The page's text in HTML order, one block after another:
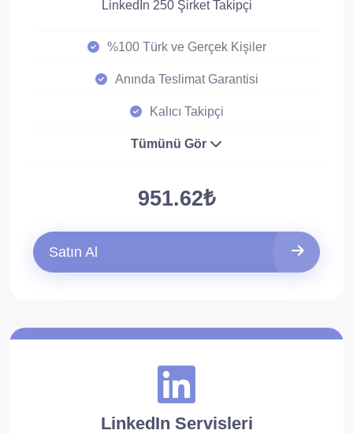
LinkedIn 250 Şirket Takipçi
%100 Türk ve Gerçek Kişiler
Anında Teslimat Garantisi
Kalıcı Takipçi
Tümünü Gör
951.62₺
Satın Al
LinkedIn Servisleri